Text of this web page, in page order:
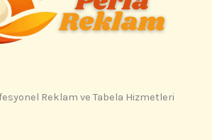
Reklam ve Tabela Hizmetleri